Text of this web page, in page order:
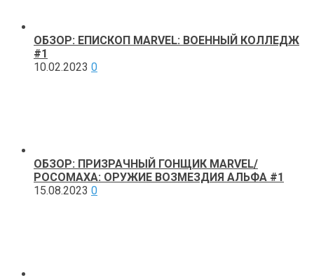
ОБЗОР: ЕПИСКОП MARVEL: ВОЕННЫЙ КОЛЛЕДЖ
#1
10.02.2023 0
ОБЗОР: ПРИЗРАЧНЫЙ ГОНЩИК MARVEL/
РОСОМАХА: ОРУЖИЕ ВОЗМЕЗДИЯ АЛЬФА #1
15.08.2023 0